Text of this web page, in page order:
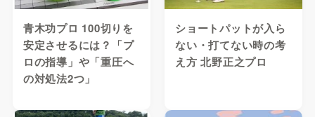
青木功プロ 100切りを
安定させるには？「プ
ロの指導」や「重圧へ
の対処法2つ」
ショートパットが入ら
ない・打てない時の考
え方 北野正之プロ